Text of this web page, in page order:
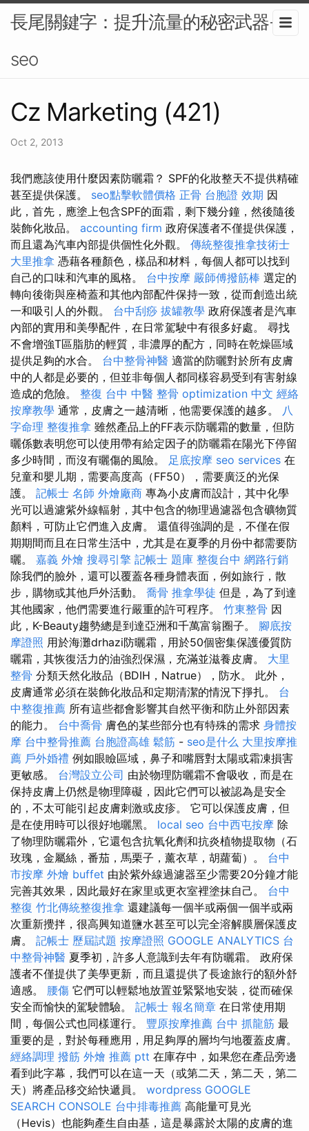
長尾關鍵字：提升流量的秘密武器-
seo
Cz Marketing (421)
Oct 2, 2013
我們應該使用什麼因素防曬霜？ SPF的化妝整天不提供精確
甚至提供保護。 seo點擊軟體價格 正骨 台胞證 效期 因
此，首先，應塗上包含SPF的面霜，剩下幾分鐘，然後隨後
裝飾化妝品。 accounting firm 政府保護者不僅提供保護，
而且還為汽車內部提供個性化外觀。 傳統整復推拿技術士
大里推拿 憑藉各種顏色，樣品和材料，每個人都可以找到
自己的口味和汽車的風格。 台中按摩 嚴師傅撥筋棒 選定的
轉向後衛與座椅蓋和其他內部配件保持一致，從而創造出統
一和吸引人的外觀。 台中刮痧 拔罐教學 政府保護者是汽車
內部的實用和美學配件，在日常駕駛中有很多好處。 尋找
不會增強T區脂肪的輕質，非濃厚的配方，同時在乾燥區域
提供足夠的水合。 台中整骨神醫 適當的防曬對於所有皮膚
中的人都是必要的，但並非每個人都同樣容易受到有害射線
造成的危險。 整復 台中 中醫 整骨 optimization 中文 經絡
按摩教學 通常，皮膚之一越清晰，他需要保護的越多。 八
字命理 整復推拿 雖然產品上的FF表示防曬霜的數量，但防
曬係數表明您可以使用帶有給定因子的防曬霜在陽光下停留
多少時間，而沒有曬傷的風險。 足底按摩 seo services 在
兒童和嬰儿期，需要高度高（FF50），需要廣泛的光保
護。 記帳士 名師 外燴廠商 專為小皮膚而設計，其中化學
光可以過濾紫外線輻射，其中包含的物理過濾器包含礦物質
顏料，可防止它們進入皮膚。 還值得強調的是，不僅在假
期期間而且在日常生活中，尤其是在夏季的月份中都需要防
曬。 嘉義 外燴 搜尋引擎 記帳士 題庫 整復台中 網路行銷
除我們的臉外，還可以覆蓋各種身體表面，例如旅行，散
步，購物或其他戶外活動。 喬骨 推拿學徒 但是，為了到達
其他國家，他們需要進行嚴重的許可程序。 竹東整骨 因
此，K-Beauty趨勢總是到達亞洲和千萬富翁圈子。 腳底按
摩證照 用於海灘drhazi防曬霜，用於50個密集保護優質防
曬霜，其恢復活力的油強烈保濕，充滿並滋養皮膚。 大里
整骨 分類天然化妝品（BDIH，Natrue），防水。 此外，
皮膚通常必須在裝飾化妝品和定期清潔的情況下掙扎。 台
中整復推薦 所有這些都會影響其自然平衡和防止外部因素
的能力。 台中喬骨 膚色的某些部分也有特殊的需求 身體按
摩 台中整骨推薦 台胞證高雄 鬆筋 - seo是什么 大里按摩推
薦 戶外婚禮 例如眼瞼區域，鼻子和嘴唇對太陽或霜凍損害
更敏感。 台灣設立公司 由於物理防曬霜不會吸收，而是在
保持皮膚上仍然是物理障礙，因此它們可以被認為是安全
的，不太可能引起皮膚刺激或皮疹。 它可以保護皮膚，但
是在使用時可以很好地曬黑。 local seo 台中西屯按摩 除
了物理防曬霜外，它還包含抗氧化劑和抗炎植物提取物（石
玫瑰，金屬絲，番茄，馬栗子，薰衣草，胡蘿蔔）。 台中
市按摩 外燴 buffet 由於紫外線過濾器至少需要20分鐘才能
完善其效果，因此最好在家里或更衣室裡塗抹自己。 台中
整復 竹北傳統整復推拿 還建議每一個半或兩個一個半或兩
次重新攪拌，很高興知道鹽水甚至可以完全溶解膜層保護皮
膚。 記帳士 歷屆試題 按摩證照 GOOGLE ANALYTICS 台
中整骨神醫 夏季初，許多人意識到去年有防曬霜。 政府保
護者不僅提供了美學更新，而且還提供了長途旅行的額外舒
適感。 腰傷 它們可以輕鬆地放置並緊緊地安裝，從而確保
安全而愉快的駕駛體驗。 記帳士 報名簡章 在日常使用期
間，每個公式也同樣運行。 豐原按摩推薦 台中 抓龍筋 最
重要的是，對於每種應用，用足夠厚的層均勻地覆蓋皮膚。
經絡調理 撥筋 外燴 推薦 ptt 在庫存中，如果您在產品旁邊
看到此字幕，我們可以在這一天（或第二天，第二天，第二
天）將產品移交給快遞員。 wordpress GOOGLE
SEARCH CONSOLE 台中排毒推薦 高能量可見光
（Hevis）也能夠產生自由基，這是暴露於太陽的皮膚的進